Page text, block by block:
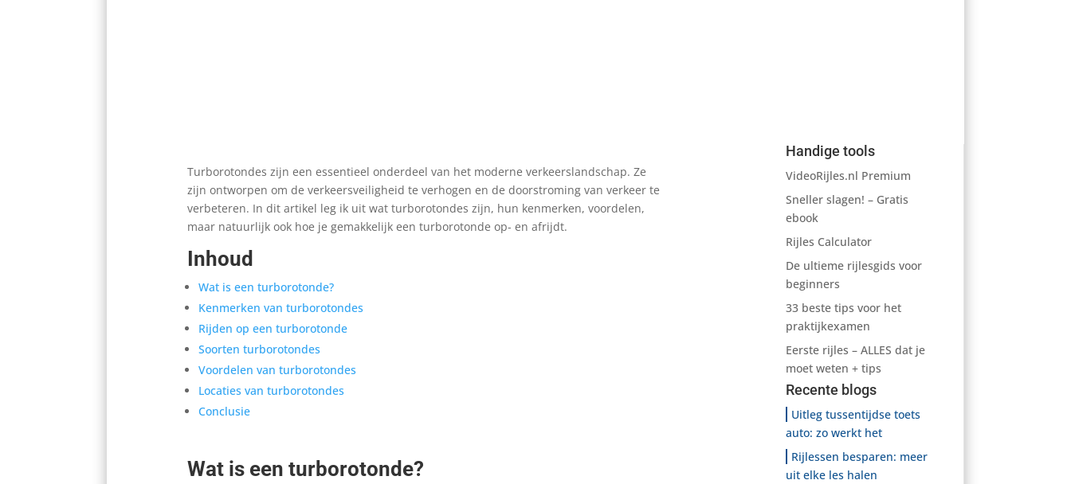
Turborotondes zijn een essentieel onderdeel van het moderne verkeerslandschap. Ze
zijn ontworpen om de verkeersveiligheid te verhogen en de doorstroming van verkeer te
verbeteren. In dit artikel leg ik uit wat turborotondes zijn, hun kenmerken, voordelen,
maar natuurlijk ook hoe je gemakkelijk een turborotonde op- en afrijdt.
Inhoud
Wat is een turborotonde?
Kenmerken van turborotondes
Rijden op een turborotonde
Soorten turborotondes
Voordelen van turborotondes
Locaties van turborotondes
Conclusie
Wat is een turborotonde?
Handige tools
VideoRijles.nl Premium
Sneller slagen! – Gratis
ebook
Rijles Calculator
De ultieme rijlesgids voor
beginners
33 beste tips voor het
praktijkexamen
Eerste rijles – ALLES dat je
moet weten + tips
Recente blogs
Uitleg tussentijdse toets
auto: zo werkt het
Rijlessen besparen: meer
uit elke les halen